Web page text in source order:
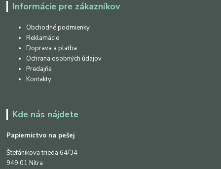
Informácie pre zákazníkov
Obchodné podmienky
Reklamácie
Doprava a platba
Ochrana osobných údajov
Predajňa
Kontakty
Kde nás nájdete
Papiernictvo na pešej
Štefánikova trieda 64/34
949 01 Nitra